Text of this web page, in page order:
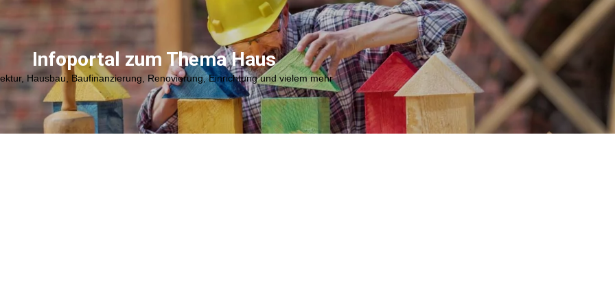
Infoportal zum Thema Haus
Hausbau, Baufinanzierung, Renovierung, Einrichtung und vielem mehr